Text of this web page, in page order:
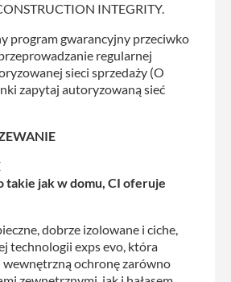
INTEGRITY.
program gwarancyjny przeciwko
regularnej
sieci sprzedaży (O
zapytaj autoryzowaną sieć
takie jak w domu, CI oferuje
dobrze izolowane i ciche,
technologii exps evo, która
wewnętrzną ochronę zarówno